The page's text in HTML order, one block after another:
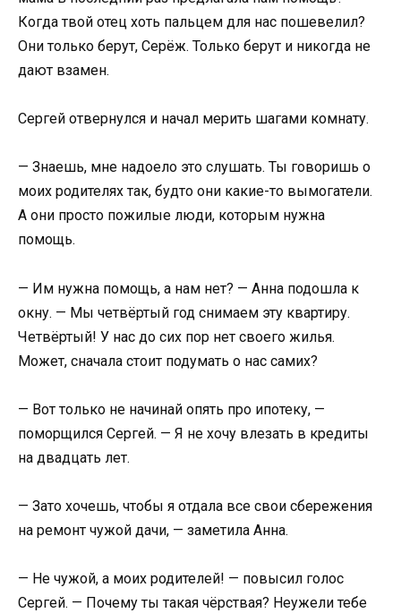
Когда твой отец хоть пальцем для нас пошевелил?
Они только берут, Серёж. Только берут и никогда не
дают взамен.
Сергей отвернулся и начал мерить шагами комнату.
— Знаешь, мне надоело это слушать. Ты говоришь о
моих родителях так, будто они какие-то вымогатели.
А они просто пожилые люди, которым нужна
помощь.
— Им нужна помощь, а нам нет? — Анна подошла к
окну. — Мы четвёртый год снимаем эту квартиру.
Четвёртый! У нас до сих пор нет своего жилья.
Может, сначала стоит подумать о нас самих?
— Вот только не начинай опять про ипотеку, —
поморщился Сергей. — Я не хочу влезать в кредиты
на двадцать лет.
— Зато хочешь, чтобы я отдала все свои сбережения
на ремонт чужой дачи, — заметила Анна.
— Не чужой, а моих родителей! — повысил голос
Сергей. — Почему ты такая чёрствая? Неужели тебе